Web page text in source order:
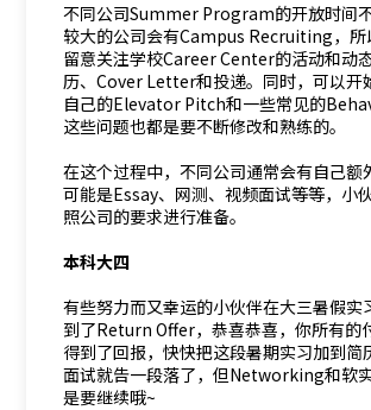
不同公司Summer Program的开放时间
较大的公司会有Campus Recruiting，所
留意关注学校Career Center的活动和动
历、Cover Letter和投递。同时，可以开
自己的Elevator Pitch和一些常见的
这些问题也都是要不断修改和熟练的。
在这个过程中，不同公司通常会有自己额
可能是Essay、网测、视频面试等等，小
照公司的要求进行准备。
本科大四
有些努力而又幸运的小伙伴在大三暑假实
到了Return Offer，恭喜恭喜，你所有的
得到了回报，快快把这段暑期实习加到简
面试就告一段落了，但Networking和软
是要继续哦~